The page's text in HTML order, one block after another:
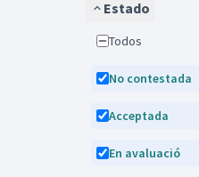
Estado
Todos
No contestada
Acceptada
En avaluació